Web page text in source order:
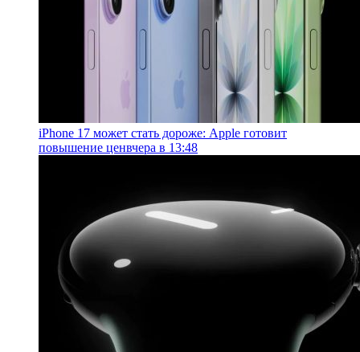
iPhone 17 может стать дороже: Apple готовит
повышение ценвчера в 13:48